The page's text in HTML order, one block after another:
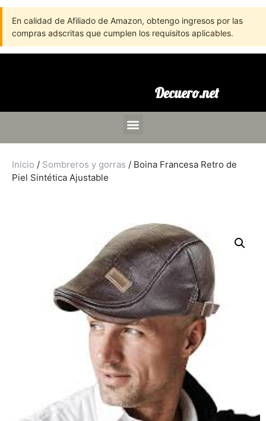
En calidad de Afiliado de Amazon, obtengo ingresos por las
compras adscritas que cumplen los requisitos aplicables.
Decuero.net
Inicio / Sombreros y gorras / Boina Francesa Retro de
Piel Sintética Ajustable